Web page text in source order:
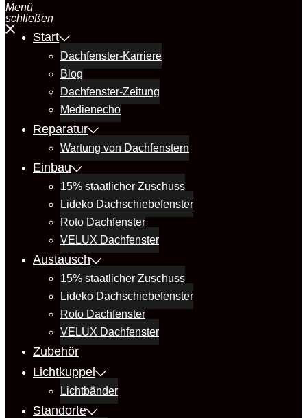
Menü
schließen
Start
Dachfenster-Karriere
Blog
Dachfenster-Zeitung
Medienecho
Reparatur
Wartung von Dachfenstern
Einbau
15% staatlicher Zuschuss
Lideko Dachschiebefenster
Roto Dachfenster
VELUX Dachfenster
Austausch
15% staatlicher Zuschuss
Lideko Dachschiebefenster
Roto Dachfenster
VELUX Dachfenster
Zubehör
Lichtkuppel
Lichtbänder
Standorte